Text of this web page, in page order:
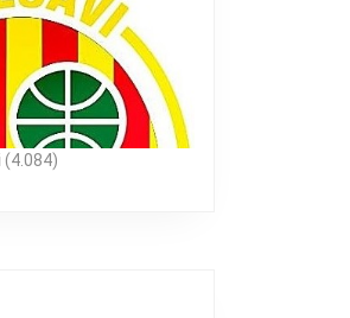
(4.084)